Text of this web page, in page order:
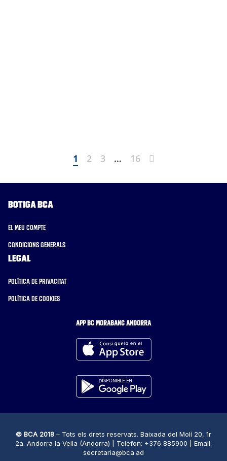
1 2 3 … 16
Botiga BCA
El meu compte
Condicions generals
Legal
Política de privacitat
Política de cookies
APP BC MORABANC ANDORRA
© BCA 2018 – Tots els drets reservats. Baixada del Molí 20, 1r
2a. Andorra la Vella (Andorra) | Telèfon: +376 885900 | Email:
secretaria@bca.ad